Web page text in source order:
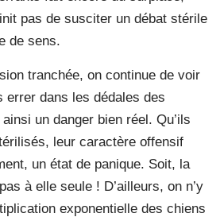
pas de susciter un débat stérile
de sens.
tranchée, on continue de voir
errer dans les dédales des
un danger bien réel. Qu’ils
leur caractère offensif
un état de panique. Soit, la
à elle seule ! D’ailleurs, on n’y
exponentielle des chiens